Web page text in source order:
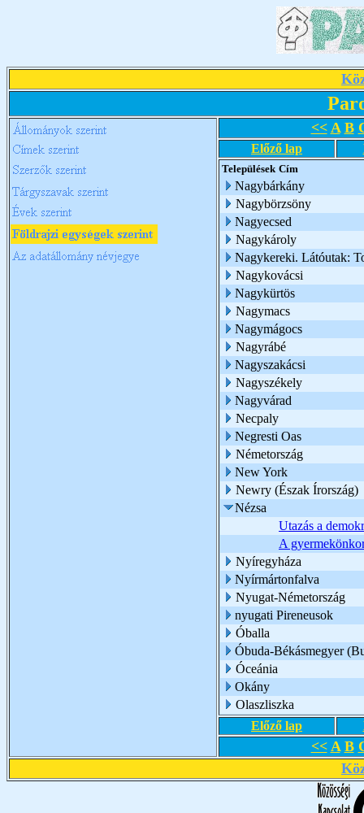
<< A B
Előző lap
Települések Cím
Nagybárkány
Nagybörzsöny
Nagyecsed
Nagykároly
Nagykereki. Látóutak:
Nagykovácsi
Nagykürtös
Nagymacs
Nagymágocs
Nagyrábé
Nagyszakácsi
Nagyszékely
Nagyvárad
Necpaly
Negresti Oas
Németország
New York
Newry (Észak Írország)
Nézsa
Utazás a
A
Nyíregyháza
Nyírmártonfalva
Nyugat-Németország
nyugati Pireneusok
Óballa
Óbuda-Békásmegyer
Óceánia
Okány
Olaszliszka
Előző lap
<< A B